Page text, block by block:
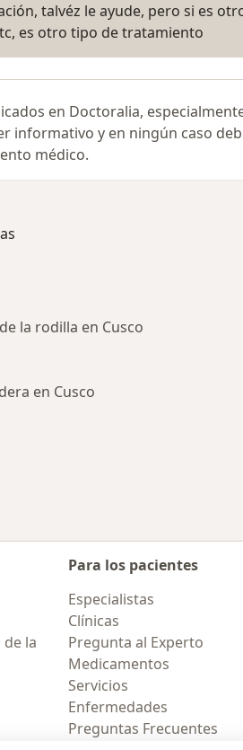
talvéz le ayude, pero si es
es otro tipo de tratamiento
en Doctoralia,
informativo y en ningún caso
médico.
la rodilla en Cusco
en Cusco
la
Para los pacientes
Especialistas
Clínicas
Pregunta al Experto
Medicamentos
Servicios
Enfermedades
Preguntas Frecuentes